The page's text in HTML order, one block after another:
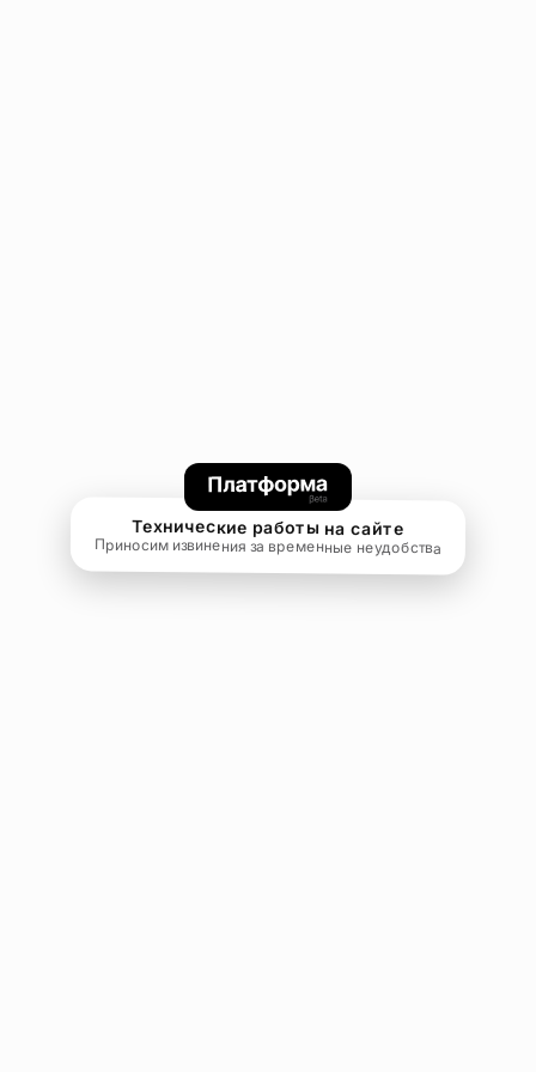
Технические работы на сайте
Приносим извинения за временные неудобства